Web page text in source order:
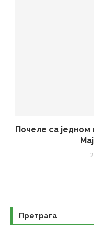
Почеле са једном
Претрага